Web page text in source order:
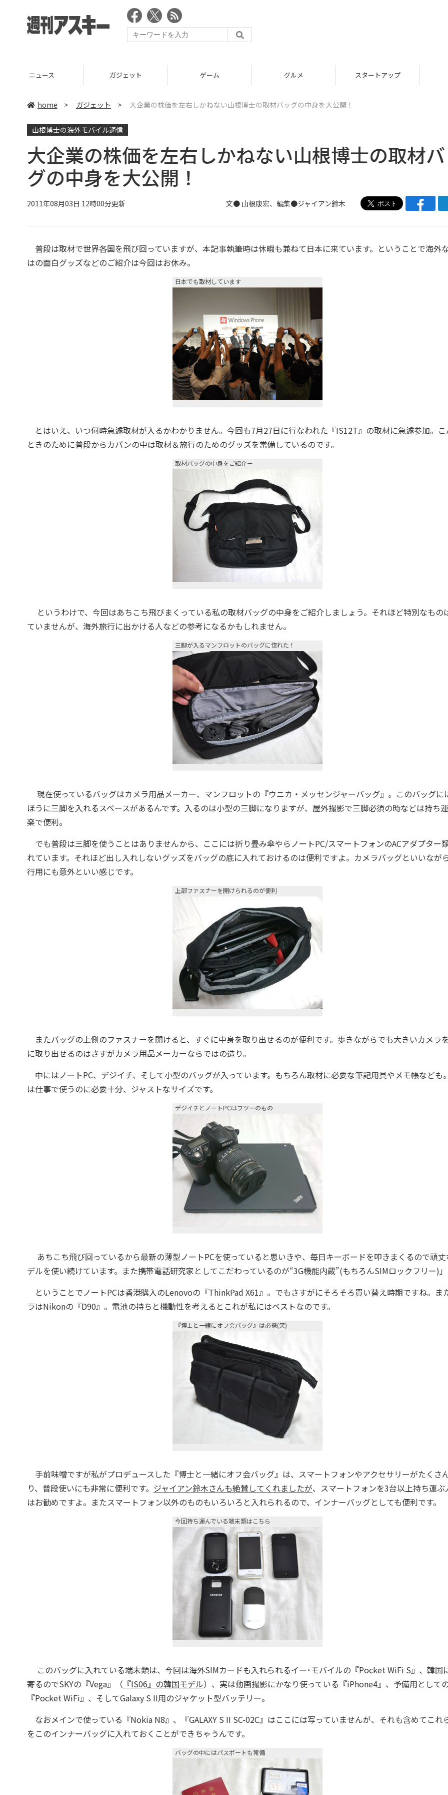
ニュース ガジェット ゲーム グルメ スタートアップ
home > ガジェット > 大企業の株価を左右しかねない山根博士の取材バッグの中身を大公開！
山根博士の海外モバイル通信
大企業の株価を左右しかねない山根博士の取材
グの中身を大公開！
2011年08月03日 12時00分更新 文● 山根康宏、編集●ジャイアン鈴木
普段は取材で世界各国を飛び回っていますが、本記事執筆時は休暇も兼ねて日本に来ています。ということで海外
はの面白グッズなどのご紹介は今回はお休み。
日本でも取材しています
とはいえ、いつ何時急遽取材が入るかわかりません。今回も7月27日に行なわれた『IS12T』の取材に急遽参加。
ときのために普段からカバンの中は取材＆旅行のためのグッズを常備しているのです。
取材バッグの中身をご紹介ー
というわけで、今回はあちこち飛びまくっている私の取材バッグの中身をご紹介しましょう。それほど特別なもの
ていませんが、海外旅行に出かける人などの参考になるかもしれません。
三脚が入るマンフロットのバッグに惚れた！
現在使っているバッグはカメラ用品メーカー、マンフロットの『ウニカ・メッセンジャーバッグ』。このバッグに
ほうに三脚を入れるスペースがあるんです。入るのは小型の三脚になりますが、屋外撮影で三脚必須の時などは持ち
楽で便利。
でも普段は三脚を使うことはありませんから、ここには折り畳み傘やらノートPC/スマートフォンのACアダプター
れています。それほど出し入れしないグッズをバッグの底に入れておけるのは便利ですよ。カメラバッグといいなが
行用にも意外といい感じです。
上部ファスナーを開けられるのが便利
またバッグの上側のファスナーを開けると、すぐに中身を取り出せるのが便利です。歩きながらでも大きいカメラ
に取り出せるのはさすがカメラ用品メーカーならではの造り。
中にはノートPC、デジイチ、そして小型のバッグが入っています。もちろん取材に必要な筆記用具やメモ帳なども
は仕事で使うのに必要十分、ジャストなサイズです。
デジイチとノートPCはフツーのもの
あちこち飛び回っているから最新の薄型ノートPCを使っていると思いきや、毎日キーボードを叩きまくるので頑
デルを使い続けています。また携帯電話研究家としてこだわっているのが“3G機能内蔵”(もちろんSIMロックフリー)
ということでノートPCは香港購入のLenovoの『ThinkPad X61』。でもさすがにそろそろ買い替え時期ですね。ま
ラはNikonの『D90』。電池の持ちと機動性を考えるとこれが私にはベストなのです。
『博士と一緒にオフ会バッグ』は必携(笑)
手前味噌ですが私がプロデュースした『博士と一緒にオフ会バッグ』は、スマートフォンやアクセサリーがたくさ
り、普段使いにも非常に便利です。 ジャイアン鈴木さんも絶賛してくれましたが、スマートフォンを3台以上持ち運ぶ
はお勧めですよ。またスマートフォン以外のものもいろいろと入れられるので、インナーバッグとしても便利です。
今回持ち運んでいる端末類はこちら
このバッグに入れている端末類は、今回は海外SIMカードも入れられるイー･モバイルの『Pocket WiFi S』、韓国
寄るのでSKYの『Vega』（ 『IS06』の韓国モデル）、実は動画撮影にかなり使っている『iPhone4』、予備用として
『Pocket WiFi』、そしてGalaxy S II用のジャケット型バッテリー。
なおメインで使っている『Nokia N8』、『GALAXY S II SC-02C』はここには写っていませんが、それも含めてこれ
をこのインナーバッグに入れておくことができちゃうんです。
バッグの中にはパスポートも常備